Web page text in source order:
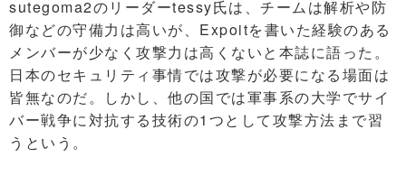
sutegoma2のリーダーtessy氏は、チームは解析や防
御などの守備力は高いが、Expoitを書いた経験のある
メンバーが少なく攻撃力は高くないと本誌に語った。
日本のセキュリティ事情では攻撃が必要になる場面は
皆無なのだ。しかし、他の国では軍事系の大学でサイ
バー戦争に対抗する技術の1つとして攻撃方法まで習
うという。